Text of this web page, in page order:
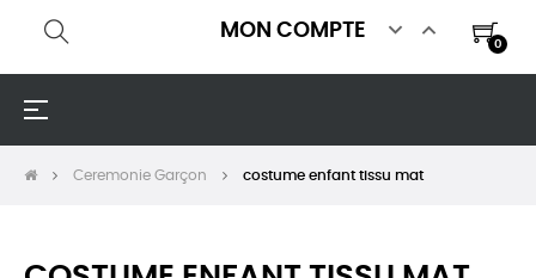
MON COMPTE  
0
Basculer
☰
Ceremonie Garçon costume enfant tissu mat